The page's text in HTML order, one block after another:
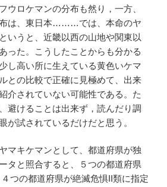
ウロケマンの分布も然り，一方、
布は、東日本………では、本命のヤ
いうと、近畿以西の山地や関東以
った。こうしたことからも分かる
し高い所に生えている黄色いケマ
との比較で正確に見極めて、出来
介されていない可能性である。た
避けることは出来ず，読んだり調
が試されているだけだと思う。
マキケマンとして、都道府県が独
タと照合すると、５つの都道府県
つの都道府県が絶滅危惧II類に指定